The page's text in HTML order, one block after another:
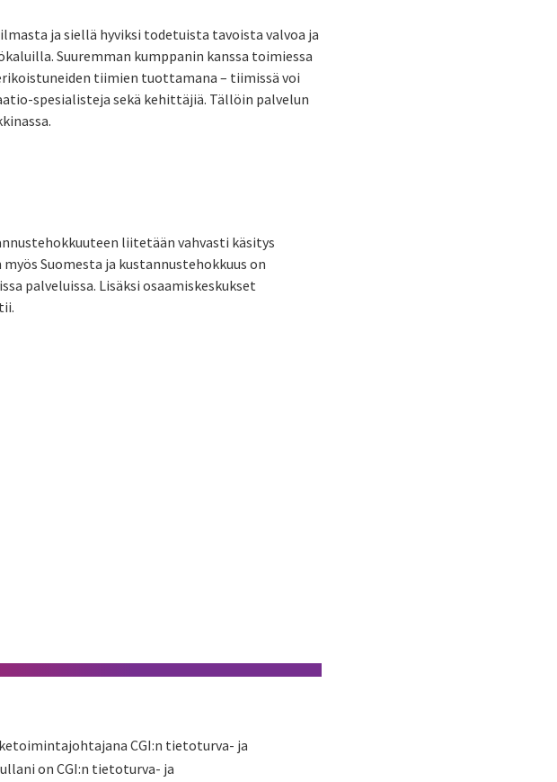
ja siellä hyviksi todetuista tavoista valvoa ja
Suuremman kumppanin kanssa toimiessa
tiimien tuottamana – tiimissä voi
spesialisteja sekä kehittäjiä. Tällöin palvelun
liitetään vahvasti käsitys
Suomesta ja kustannustehokkuus on
palveluissa. Lisäksi osaamiskeskukset
CGI:n tietoturva- ja
on CGI:n tietoturva- ja